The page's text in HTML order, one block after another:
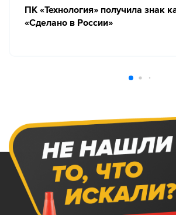
ПК «Технология» получила знак
«Сделано в России»